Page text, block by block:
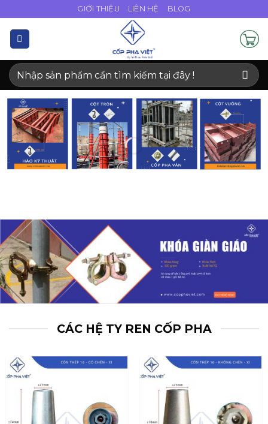
dung
GIỚI THIỆU LIÊN HỆ BLOG
Tìm
kiếm:
CÁC HỆ TY REN CỐP PHA